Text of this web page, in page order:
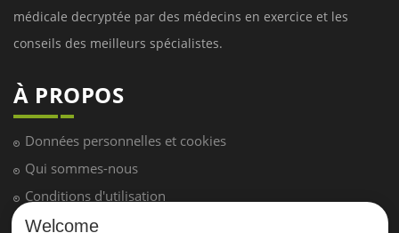
médicale decryptée par des médecins en exercice et les
conseils des meilleurs spécialistes.
À PROPOS
Données personnelles et cookies
Qui sommes-nous
Conditions d'utilisation
Plan du site
Welcome